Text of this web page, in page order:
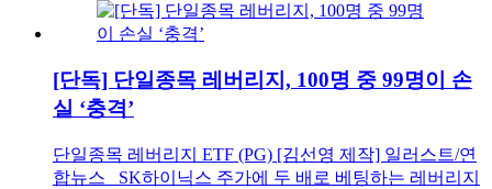
[단독] 단일종목 레버리지, 100명 중 99명이 손
실 ‘충격’
단일종목 레버리지 ETF (PG) [김선영 제작] 일러스트/연
합뉴스 SK하이닉스 주가에 두 배로 베팅하는 레버리지